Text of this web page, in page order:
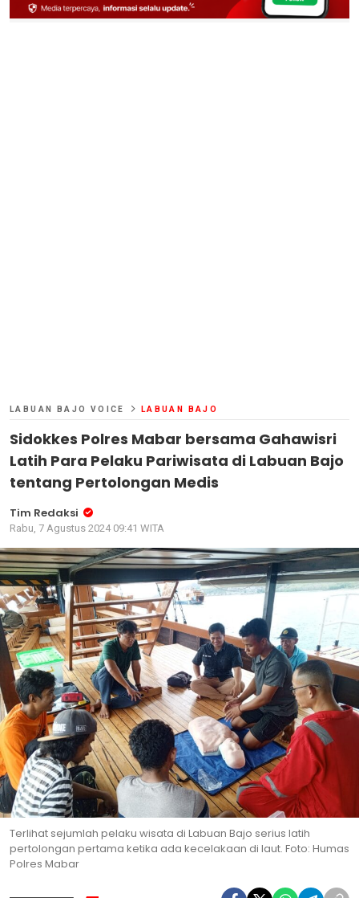
LABUAN BAJO VOICE LABUAN BAJO
Sidokkes Polres Mabar bersama Gahawisri
Latih Para Pelaku Pariwisata di Labuan Bajo
tentang Pertolongan Medis
Tim Redaksi
Rabu, 7 Agustus 2024 09:41 WITA
Terlihat sejumlah pelaku wisata di Labuan Bajo serius latih
pertolongan pertama ketika ada kecelakaan di laut. Foto: Humas
Polres Mabar